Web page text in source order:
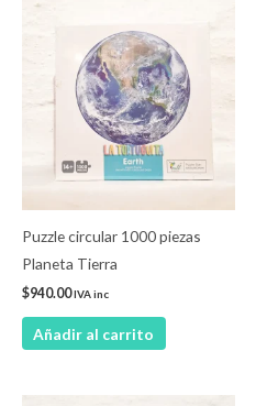
Puzzle circular 1000 piezas
Planeta Tierra
$940.00IVA inc
Añadir al carrito